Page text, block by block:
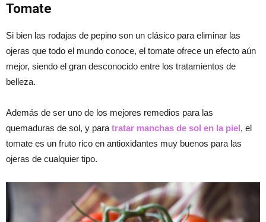
Tomate
Si bien las rodajas de pepino son un clásico para eliminar las
ojeras que todo el mundo conoce, el tomate ofrece un efecto aún
mejor, siendo el gran desconocido entre los tratamientos de
belleza.
Además de ser uno de los mejores remedios para las
quemaduras de sol, y para tratar manchas de sol en la piel, el
tomate es un fruto rico en antioxidantes muy buenos para las
ojeras de cualquier tipo.